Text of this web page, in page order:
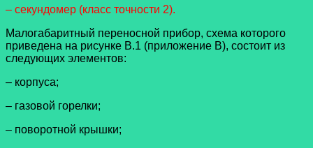
– секундомер (класс точности 2).
Малогабаритный переносной прибор, схема которого
приведена на рисунке В.1 (приложение В), состоит из
следующих элементов:
– корпуса;
– газовой горелки;
– поворотной крышки;